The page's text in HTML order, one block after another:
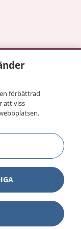
förbättrad
att viss